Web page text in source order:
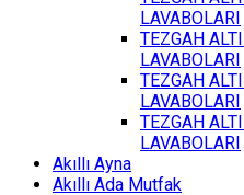
LAVABOLARI
TEZGAH
LAVABOLARI
TEZGAH
LAVABOLARI
TEZGAH
LAVABOLARI
Akıllı Ayna
Akıllı Ada Mutfak